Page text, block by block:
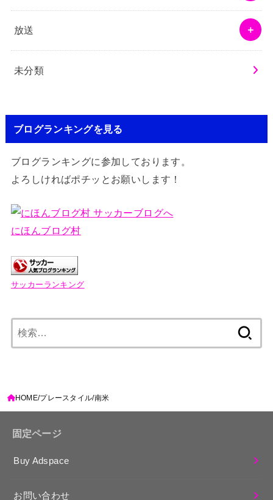
放送
未分類
ブログランキングを見る
ブログランキングに参加しております。
よろしければポチッとお願いします！
にほんブログ村
サッカーランキング
索:
HOME プレースタイル 南米
固定ページ
Buy Adspace
お問い合わせ